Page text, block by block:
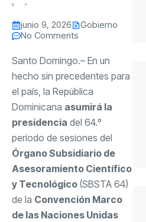
junio 9, 2026
Gobierno
No Comments
Santo Domingo.– En un
hecho sin precedentes para
el país, la República
Dominicana asumirá la
presidencia del 64.º
período de sesiones del
Órgano Subsidiario de
Asesoramiento Científico
y Tecnológico (SBSTA 64)
de la Convención Marco
de las Naciones Unidas